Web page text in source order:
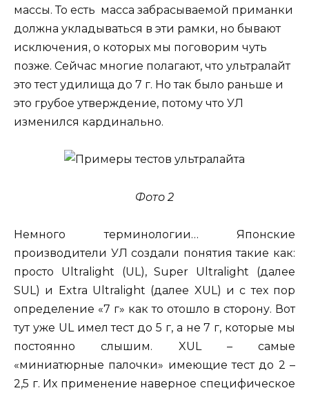
массы. То есть масса забрасываемой приманки
должна укладываться в эти рамки, но бывают
исключения, о которых мы поговорим чуть
позже. Сейчас многие полагают, что ультралайт
это тест удилища до 7 г. Но так было раньше и
это грубое утверждение, потому что УЛ
изменился кардинально.
Фото 2
Немного терминологии… Японские
производители УЛ создали понятия такие как:
просто Ultralight (UL), Super Ultralight (далее
SUL) и Extra Ultralight (далее XUL) и с тех пор
определение «7 г» как то отошло в сторону. Вот
тут уже UL имел тест до 5 г, а не 7 г, которые мы
постоянно слышим. XUL – самые
«миниатюрные палочки» имеющие тест до 2 –
2,5 г. Их применение наверное специфическое